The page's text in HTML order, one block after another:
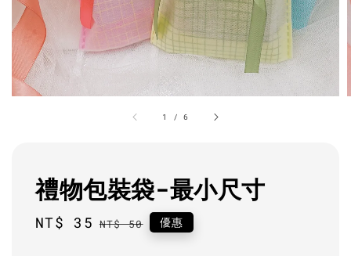
1 /6
禮物包裝袋-最小尺寸
Sale
NT$ 35 Regular
NT$ 50 優惠